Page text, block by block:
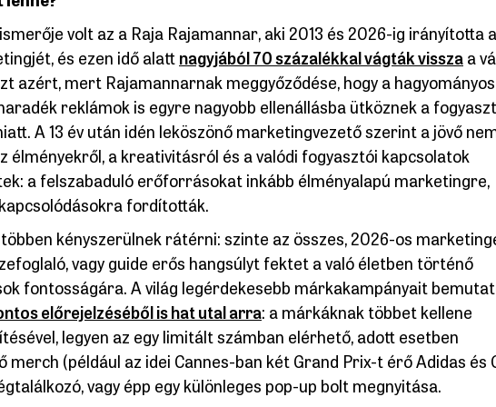
volt az a Raja Rajamannar, aki 2013 és 2026-ig irányította a
és ezen idő alattnagyjából 70 százalékkal vágták visszaa
azért, mert Rajamannarnak meggyőződése, hogy a hagyományos
reklámok is egyre nagyobb ellenállásba ütköznek a
A 13 év után idén leköszönő marketingvezető szerint a jövő
élményekről, a kreativitásról és a valódi fogyasztói kapcsolatok
a felszabaduló erőforrásokat inkább élményalapú marketingre,
fordították.
kényszerülnek rátérni: szinte az összes, 2026-os
vagy guide erős hangsúlyt fektet a való életben történő
fontosságára. A világ legérdekesebb márkakampányait
előrejelzéséből is hat utal arra: a márkáknak többet kellene
legyen az egy limitált számban elérhető, adott esetben
(például az idei Cannes-ban két Grand Prix-t érő Adidas és
vagy épp egy különleges pop-up bolt megnyitása.